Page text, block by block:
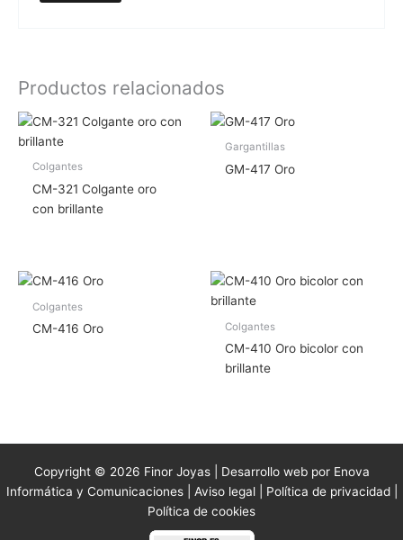
Productos relacionados
Colgantes
CM-321 Colgante oro
con brillante
Gargantillas
GM-417 Oro
Colgantes
CM-416 Oro Colgantes
CM-410 Oro bicolor con
brillante
Copyright © 2026 Finor Joyas | Desarrollo web por Enova
Informática y Comunicaciones | Aviso legal| Política de privacidad|
Política de cookies